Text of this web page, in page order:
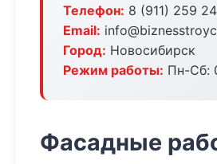
Телефон: 8 (911) 259
Email:
Город: Новосибирск
Режим работы: Пн-Сб:
Фасадные